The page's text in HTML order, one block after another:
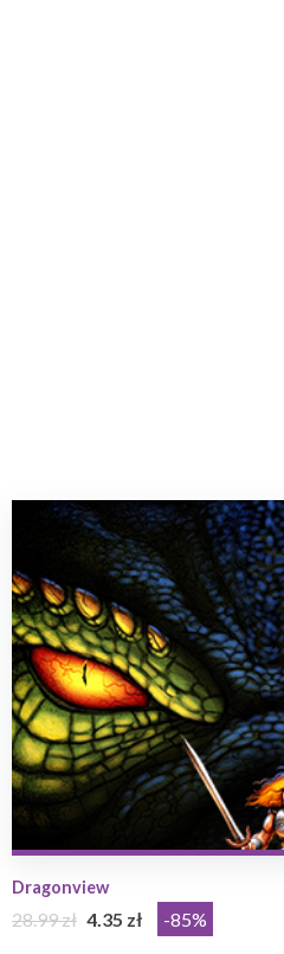
Dragonview
28.99 zł 4.35 zł -85%